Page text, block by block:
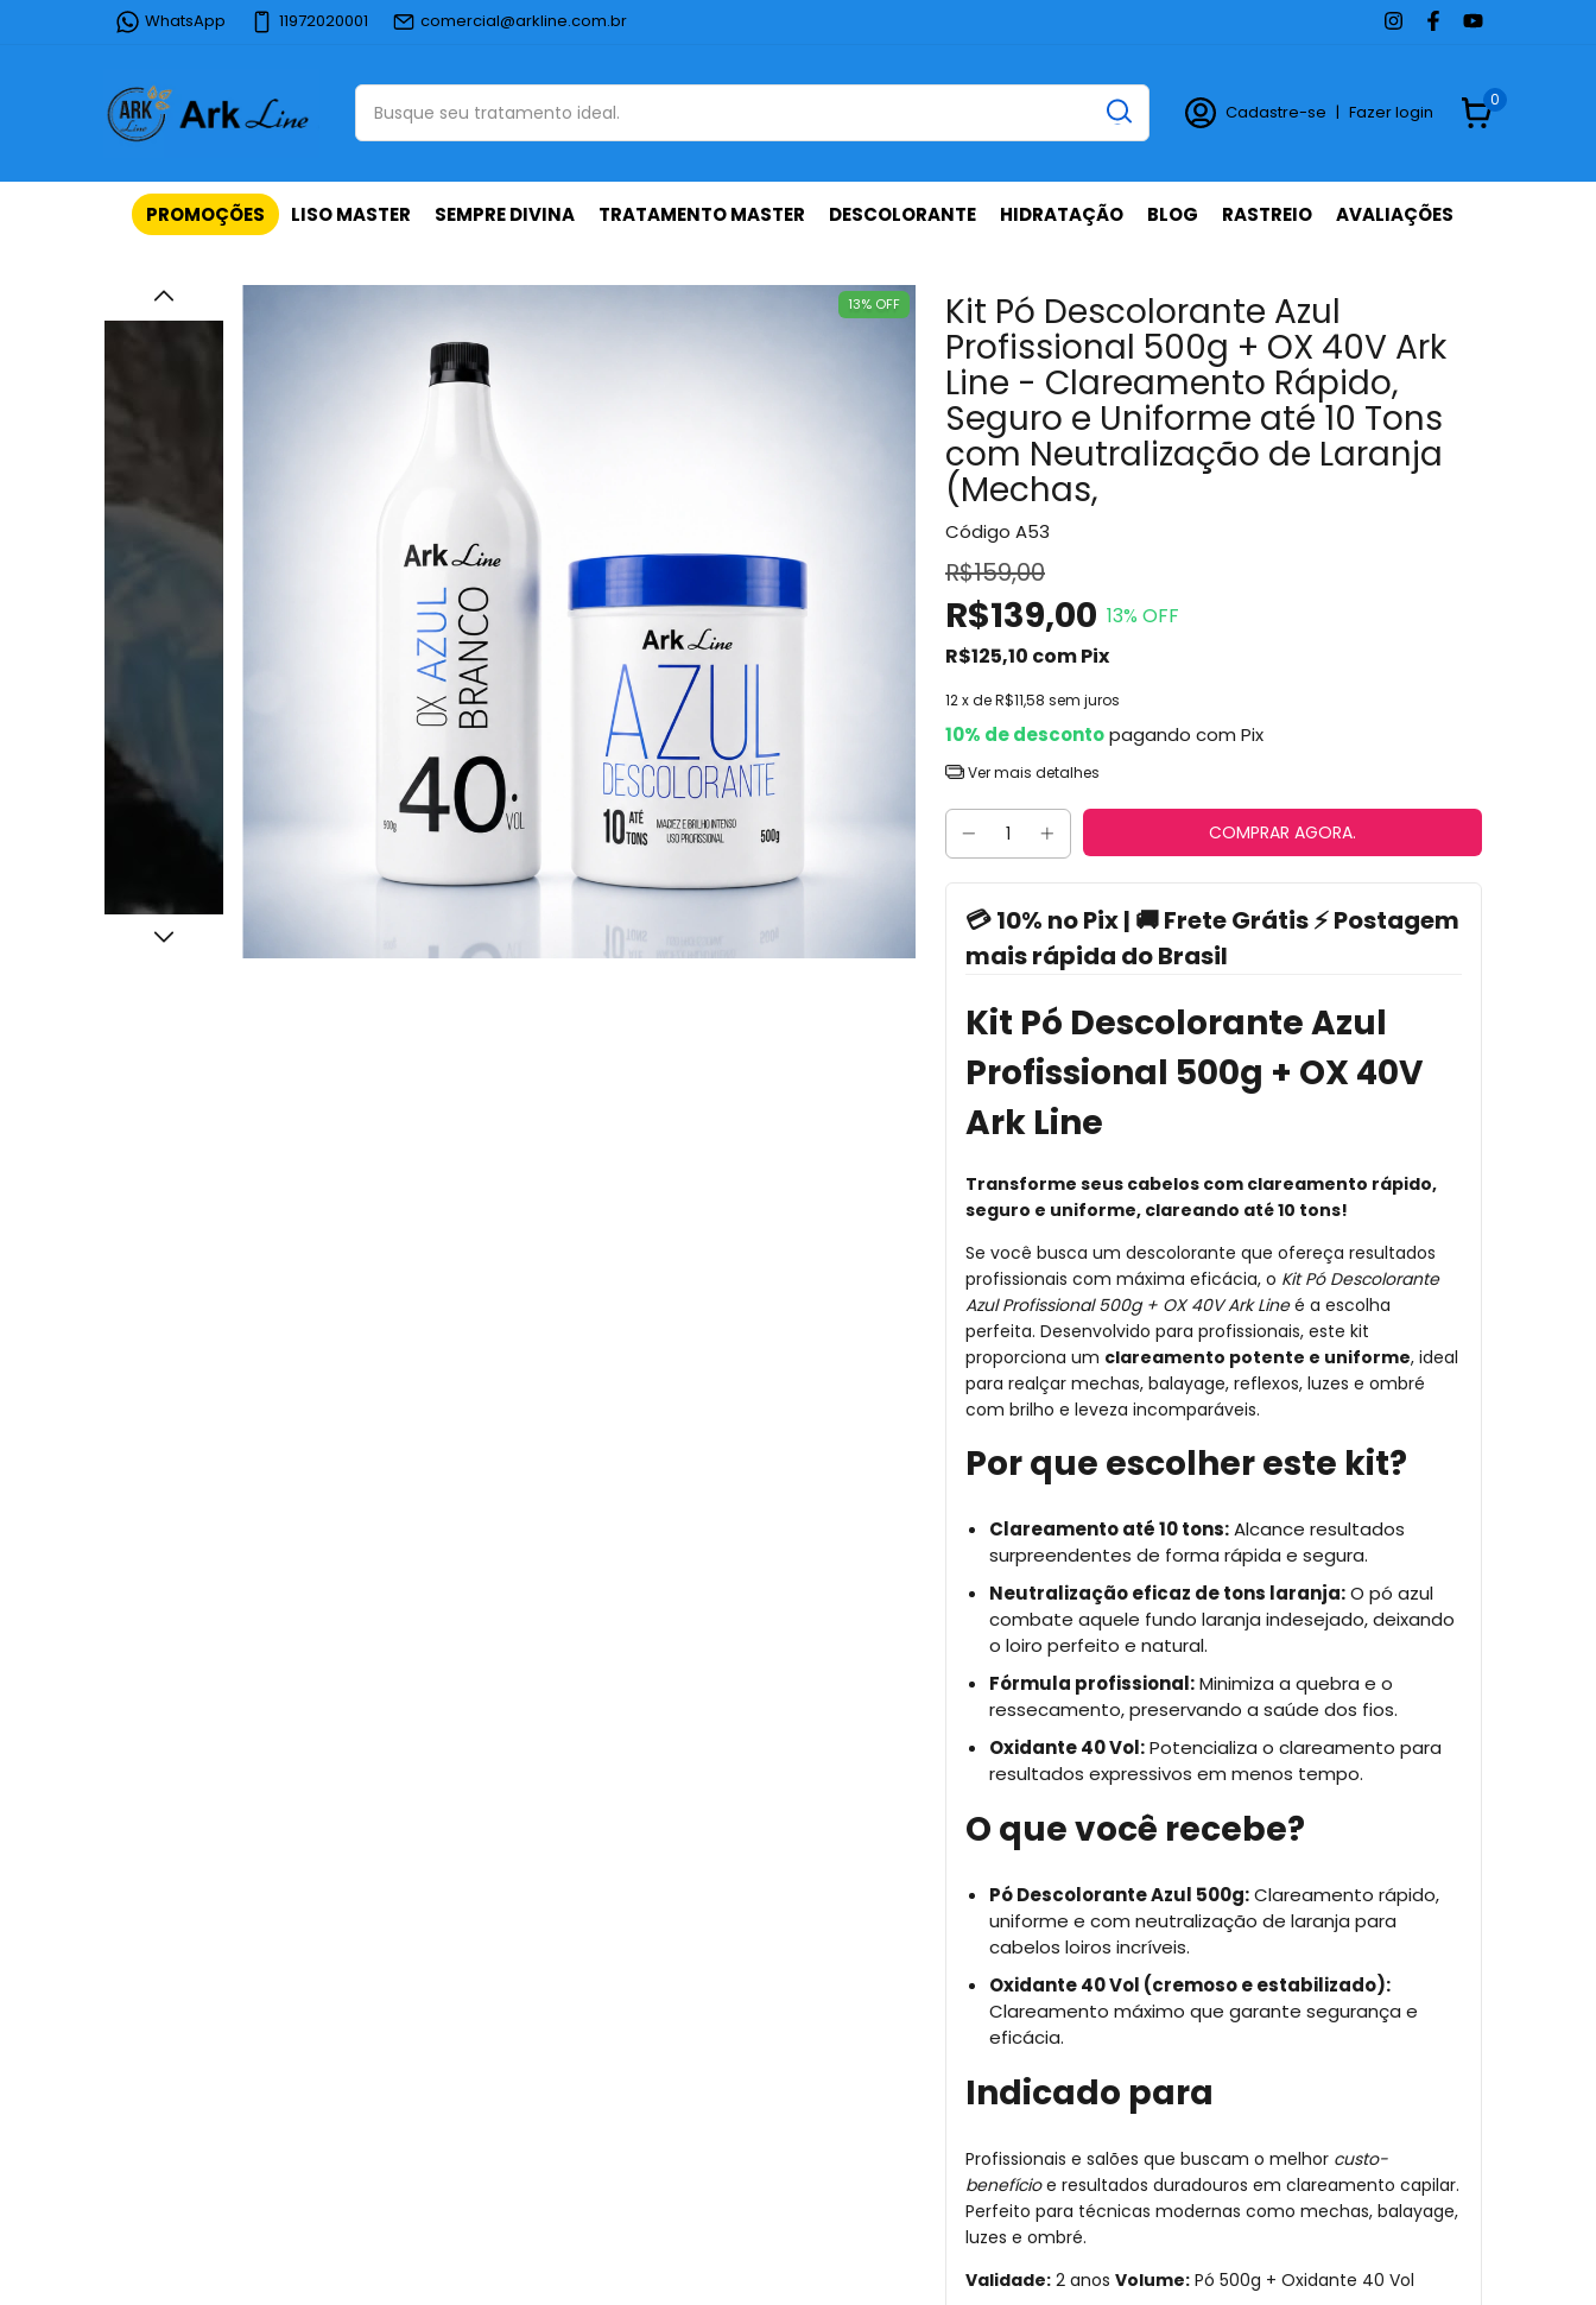
WhatsApp 11972020001 comercial@arkline.com.br
Cadastre-se | Fazer login
0
PROMOÇÕES LISO MASTER SEMPRE DIVINA TRATAMENTO MASTER DESCOLORANTE HIDRATAÇÃO BLOG RASTREIO AVALIAÇÕES
13% OFF Kit Pó Descolorante Azul
Profissional 500g + OX 40V Ark
Line - Clareamento Rápido,
Seguro e Uniforme até 10 Tons
com Neutralização de Laranja
(Mechas,
Código A53
R$159,00
R$139,00 13% OFF
R$125,10 comPix
12x deR$11,58 sem juros
10% de descontopagando com Pix
Ver mais detalhes
💳 10% no Pix | 🚚 Frete Grátis ⚡ Postagem
mais rápida do Brasil
Kit Pó Descolorante Azul
Profissional 500g + OX 40V
Ark Line
Transforme seus cabelos com clareamento rápido,
seguro e uniforme, clareando até 10 tons!
Se você busca um descolorante que ofereça resultados
profissionais com máxima eficácia, o Kit Pó Descolorante
Azul Profissional 500g + OX 40V Ark Lineé a escolha
perfeita. Desenvolvido para profissionais, este kit
proporciona um clareamento potente e uniforme, ideal
para realçar mechas, balayage, reflexos, luzes e ombré
com brilho e leveza incomparáveis.
Por que escolher este kit?
Clareamento até 10 tons:Alcance resultados
surpreendentes de forma rápida e segura.
Neutralização eficaz de tons laranja:O pó azul
combate aquele fundo laranja indesejado, deixando
o loiro perfeito e natural.
Fórmula profissional:Minimiza a quebra e o
ressecamento, preservando a saúde dos fios.
Oxidante 40 Vol:Potencializa o clareamento para
resultados expressivos em menos tempo.
O que você recebe?
Pó Descolorante Azul 500g:Clareamento rápido,
uniforme e com neutralização de laranja para
cabelos loiros incríveis.
Oxidante 40 Vol (cremoso e estabilizado):
Clareamento máximo que garante segurança e
eficácia.
Indicado para
Profissionais e salões que buscam o melhor custo-
benefícioe resultados duradouros em clareamento capilar.
Perfeito para técnicas modernas como mechas, balayage,
luzes e ombré.
Validade: 2 anos Volume: Pó 500g + Oxidante 40 Vol